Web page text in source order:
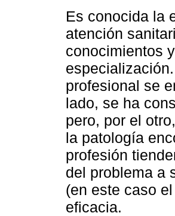
Es conocida la
atención
conocimientos
profesional se
lado, se ha
pero, por el
la patología
profesión
del problema a
(en este caso
eficacia.